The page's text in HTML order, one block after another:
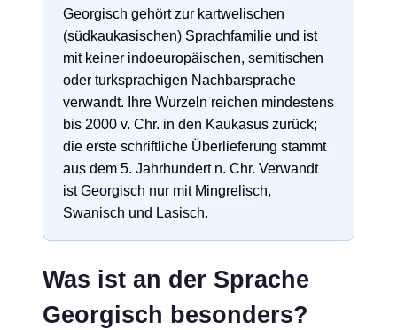
Georgisch gehört zur kartwelischen
(südkaukasischen) Sprachfamilie und ist
mit keiner indoeuropäischen, semitischen
oder turksprachigen Nachbarsprache
verwandt. Ihre Wurzeln reichen mindestens
bis 2000 v. Chr. in den Kaukasus zurück;
die erste schriftliche Überlieferung stammt
aus dem 5. Jahrhundert n. Chr. Verwandt
ist Georgisch nur mit Mingrelisch,
Swanisch und Lasisch.
Was ist an der Sprache
Georgisch besonders?